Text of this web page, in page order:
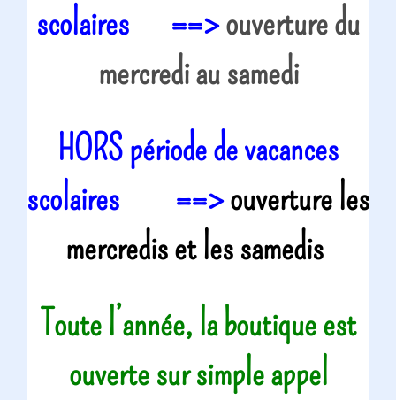
scolaires ==>ouverture du
mercredi au samedi
HORS période de vacances
scolaires ==>ouverture les
mercredis et les samedis
Toute l’année, la boutique est
ouverte sur simple appel